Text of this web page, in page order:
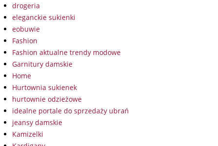
drogeria
eleganckie sukienki
eobuwie
Fashion
Fashion aktualne trendy modowe
Garnitury damskie
Home
Hurtownia sukienek
hurtownie odzieżowe
idealne portale do sprzedaży ubrań
jeansy damskie
Kamizelki